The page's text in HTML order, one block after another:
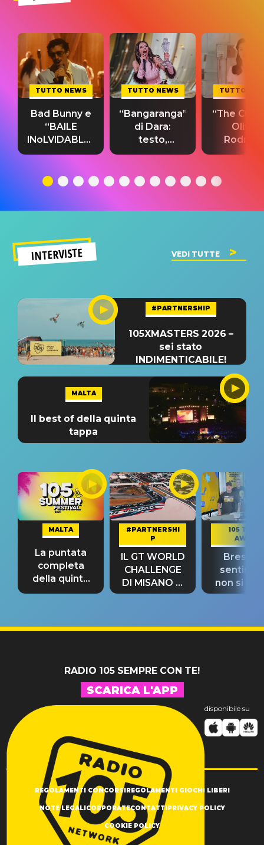
TUTTO NEWS
Bad Bunny e
“BAILE
INoLVIDABLE”:
testo,
significato
TUTTO NEWS
“Bangaranga”
di Dara:
testo,
traduzione e
del singolo
TUTTO
“The
Olivia
testo,
INTERVISTE VEDI TUTTE
#PARTNERSHIP
105XMASTERS 2026 –
sei stato
INDIMENTICABILE!
MALTA
Il best of della quinta
tappa
MALTA
La puntata
completa
della quinta
tappa
#PARTNERSHI
P
IL GT WORLD
CHALLENGE
DI MISANO si
riconferma
105 TAKE
AWAY
Bresh:
non si
fino alla
RADIO 105 SEMPRE CON TE!
SCARICA L'APP
disponibile su
REGOLAMENTI CONCORSIREGOLAMENTI GIOCHI LIBERI
NOTE LEGALICORPORATECONTATTIPRIVACY POLICY
COOKIE POLICY